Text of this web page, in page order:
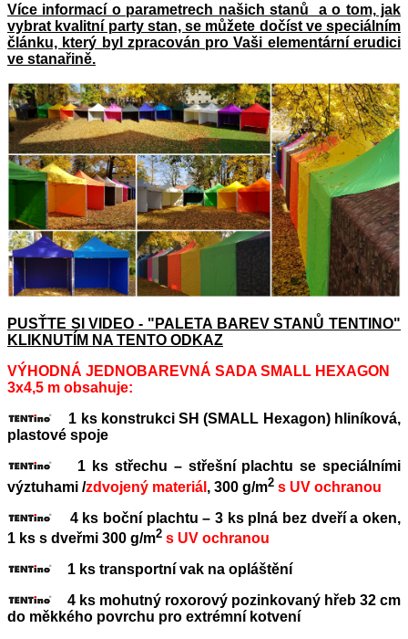
Více informací o parametrech našich stanů a o tom, jak
vybrat kvalitní party stan, se můžete dočíst ve speciálním
článku, který byl zpracován pro Vaši elementární erudici
ve stanařině.
PUSŤTE SI VIDEO - "PALETA BAREV STANŮ TENTINO"
KLIKNUTÍM NA TENTO ODKAZ
VÝHODNÁ JEDNOBAREVNÁ SADA SMALL HEXAGON
3x4,5 m obsahuje:
1 ks konstrukci SH (SMALL Hexagon) hliníková,
plastové spoje
1 ks střechu – střešní plachtu se speciálními
výztuhami /zdvojený materiál , 300 g/m2 s UV ochranou
4 ks boční plachtu – 3 ks plná bez dveří a oken,
1 ks s dveřmi 300 g/m2 s UV ochranou
1 ks transportní vak na opláštění
4 ks mohutný roxorový pozinkovaný hřeb 32 cm
do měkkého povrchu pro extrémní kotvení